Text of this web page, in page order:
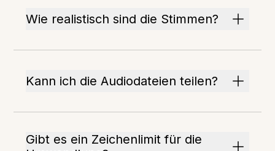
Wie realistisch sind die Stimmen?
Kann ich die Audiodateien teilen?
Gibt es ein Zeichenlimit für die